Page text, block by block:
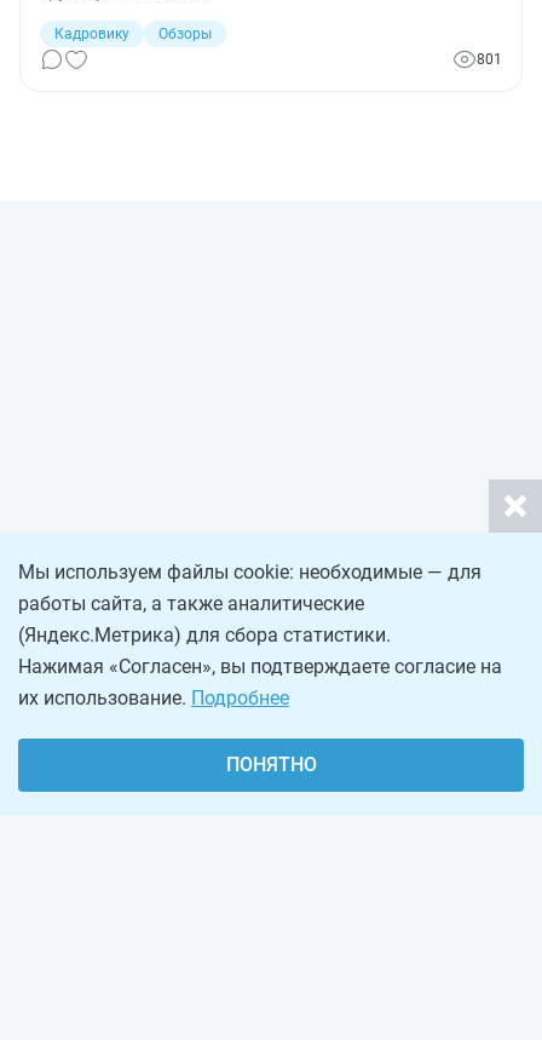
Кадровику
Обзоры
801
Мы используем файлы cookie: необходимые — для
работы сайта, а также аналитические
(Яндекс.Метрика) для сбора статистики.
Нажимая «Согласен», вы подтверждаете согласие на
их использование. Подробнее
ПОНЯТНО